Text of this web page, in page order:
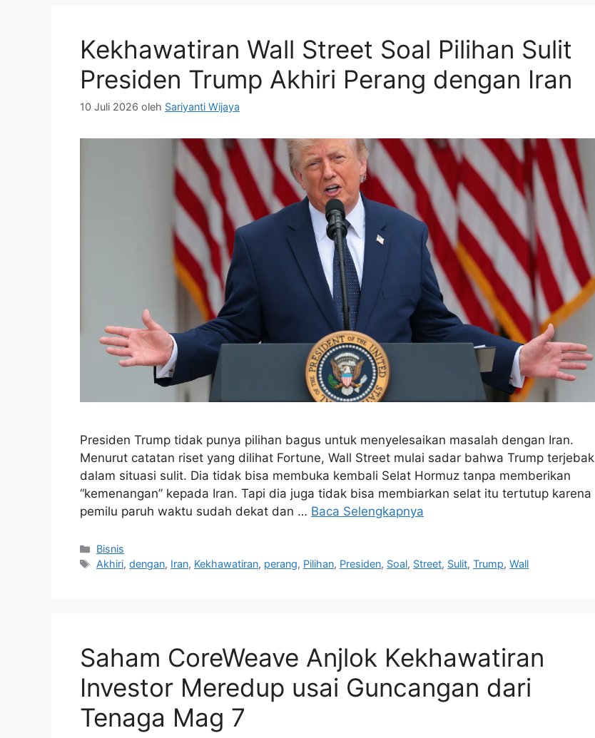
Kekhawatiran Wall Street Soal Pilihan Sulit
Presiden Trump Akhiri Perang dengan Iran
10 Juli 2026 oleh Sariyanti Wijaya
Presiden Trump tidak punya pilihan bagus untuk menyelesaikan masalah dengan Iran.
Menurut catatan riset yang dilihat Fortune, Wall Street mulai sadar bahwa Trump terjebak
dalam situasi sulit. Dia tidak bisa membuka kembali Selat Hormuz tanpa memberikan
“kemenangan” kepada Iran. Tapi dia juga tidak bisa membiarkan selat itu tertutup karena
pemilu paruh waktu sudah dekat dan … Baca Selengkapnya
Kategori
Bisnis
Tag
Akhiri,dengan, Iran, Kekhawatiran, perang, Pilihan, Presiden, Soal, Street, Sulit,Trump,Wall
Saham CoreWeave Anjlok Kekhawatiran
Investor Meredup usai Guncangan dari
Tenaga Mag 7